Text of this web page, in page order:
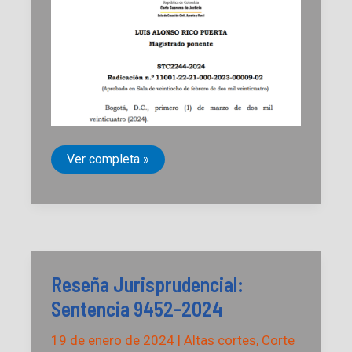
Reseña
Jurisprudencial:
2024
Ver completa »
Reseña Jurisprudencial:
Sentencia 9452-2024
19 de enero de 2024 | Altas cortes, Corte